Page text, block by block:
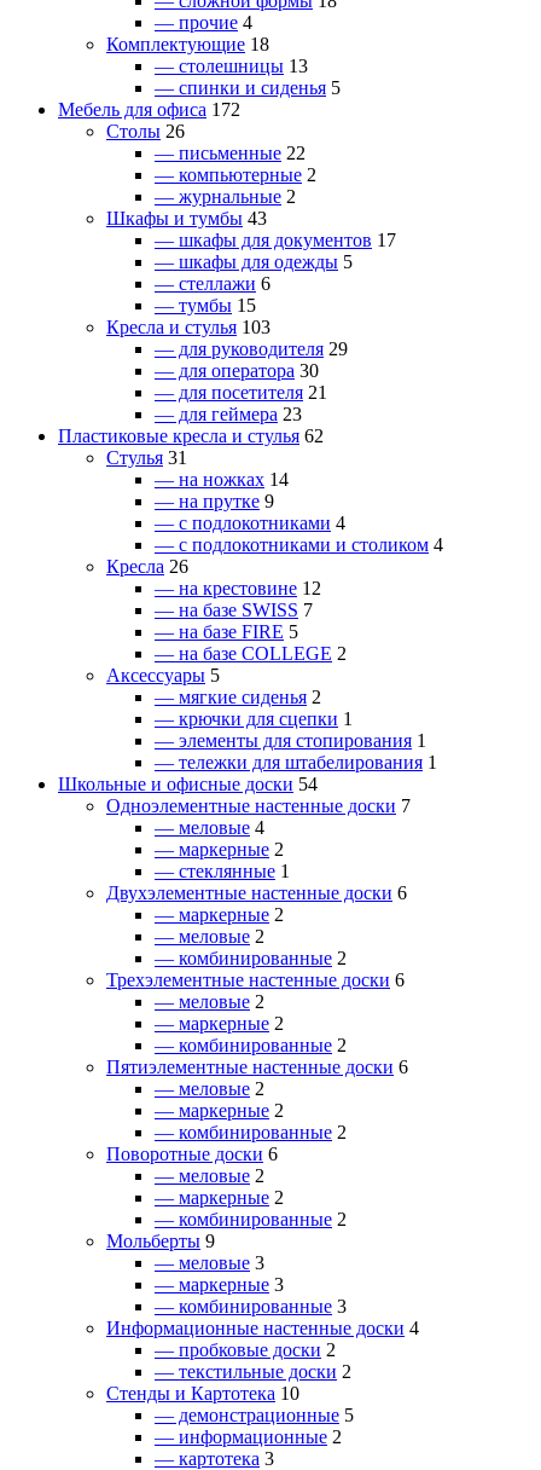
— прочие 4
Комплектующие 18
— столешницы 13
— спинки и сиденья 5
Мебель для офиса 172
Столы 26
— письменные 22
— компьютерные 2
— журнальные 2
Шкафы и тумбы 43
— шкафы для документов 17
— шкафы для одежды 5
— стеллажи 6
— тумбы 15
Кресла и стулья 103
— для руководителя 29
— для оператора 30
— для посетителя 21
— для геймера 23
Пластиковые кресла и стулья 62
Стулья 31
— на ножках 14
— на прутке 9
— с подлокотниками 4
— с подлокотниками и столиком 4
Кресла 26
— на крестовине 12
— на базе SWISS 7
— на базе FIRE 5
— на базе COLLEGE 2
Аксессуары 5
— мягкие сиденья 2
— крючки для сцепки 1
— элементы для стопирования 1
— тележки для штабелирования 1
Школьные и офисные доски 54
Одноэлементные настенные доски 7
— меловые 4
— маркерные 2
— стеклянные 1
Двухэлементные настенные доски 6
— маркерные 2
— меловые 2
— комбинированные 2
Трехэлементные настенные доски 6
— меловые 2
— маркерные 2
— комбинированные 2
Пятиэлементные настенные доски 6
— меловые 2
— маркерные 2
— комбинированные 2
Поворотные доски 6
— меловые 2
— маркерные 2
— комбинированные 2
Мольберты 9
— меловые 3
— маркерные 3
— комбинированные 3
Информационные настенные доски 4
— пробковые доски 2
— текстильные доски 2
Стенды и Картотека 10
— демонстрационные 5
— информационные 2
— картотека 3